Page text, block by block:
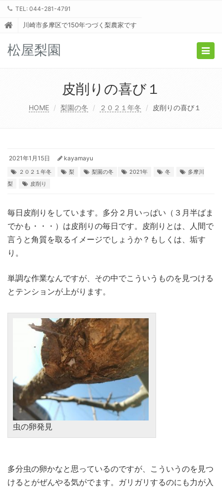
TEL: 044-281-4791
川崎市多摩区で150年つづく梨農家です
松屋梨園
皮削りの喜び１
HOME 梨園の冬 ２０２１年冬 皮削りの喜び１
2021年1月15日 kayamayu
２０２１年冬 梨 梨園の冬 2021年 冬
多摩川
梨
皮削り
毎日皮削りをしています。多分２月いっぱい（３月半ばま
でかも・・・）は皮削りの毎日です。皮削りとは、人間で
言うと角質を取るイメージでしょうか？もしくは、垢す
り。
単調な作業なんですが、その中でこういうものを見つける
とテンションが上がります。
虫の卵発見
多分虫の卵かなと思っているのですが、こういうのを見つ
けるとがぜんやる気がでます。ガリガリするのにも力が入